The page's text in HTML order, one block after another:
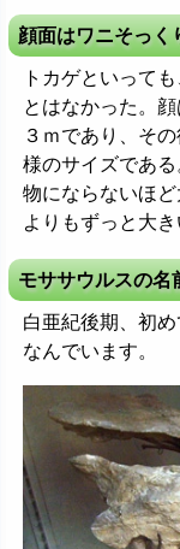
顔面はワニそっく
トカゲといって
とはなかった。
３ｍであり、そ
様のサイズであ
物にならないほ
よりもずっと大き
モササウルスの名
白亜紀後期、初
なんでいます。